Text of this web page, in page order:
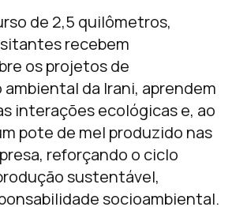
de 2,5 quilômetros,
recebem
os projetos de
da Irani, aprendem
interações ecológicas e, ao
pote de mel produzido nas
reforçando o ciclo
sustentável,
socioambiental.